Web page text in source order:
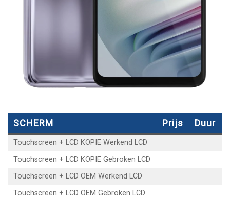
SCHERM Prijs Duur
Touchscreen + LCD KOPIE Werkend LCD
Touchscreen + LCD KOPIE Gebroken LCD
Touchscreen + LCD OEM Werkend LCD
Touchscreen + LCD OEM Gebroken LCD